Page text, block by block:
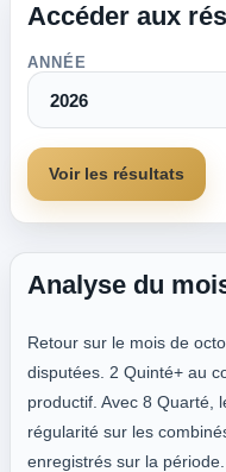
Accéder aux
ANNÉE
Voir les résultats
Analyse du
Retour sur le mois de
disputées. 2 Quinté+ au
productif. Avec 8 Quarté,
régularité sur les
enregistrés sur la